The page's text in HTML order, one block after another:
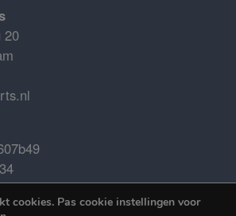
20
cookies. Pas cookie instellingen voor